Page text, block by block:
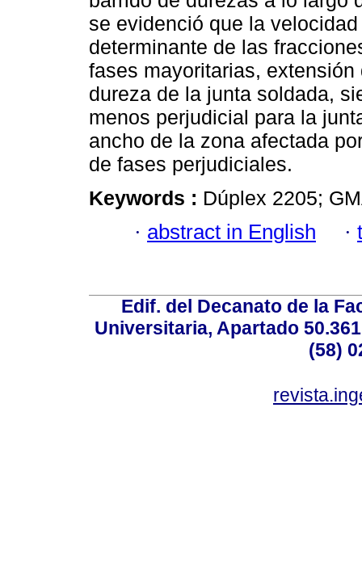
se evidenció que la
determinante de las
fases mayoritarias,
dureza de la junta soldada,
menos perjudicial para la
ancho de la zona afectada
de fases perjudiciales.
Keywords : Dúplex 2205;
· abstract in English ·
Edif. del Decanato de la
Universitaria, Apartado
(58)